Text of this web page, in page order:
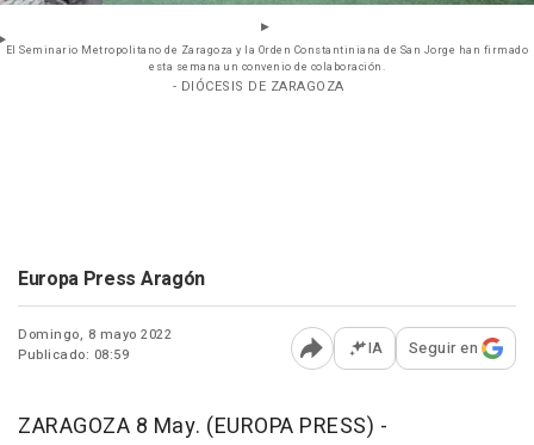
El Seminario Metropolitano de Zaragoza y la Orden Constantiniana de San Jorge han firmado
esta semana un convenio de colaboración.
- DIÓCESIS DE ZARAGOZA
Europa Press Aragón
Domingo, 8 mayo 2022
Publicado: 08:59
Abrir opciones para
IA Seguir en
ZARAGOZA 8 May. (EUROPA PRESS) -